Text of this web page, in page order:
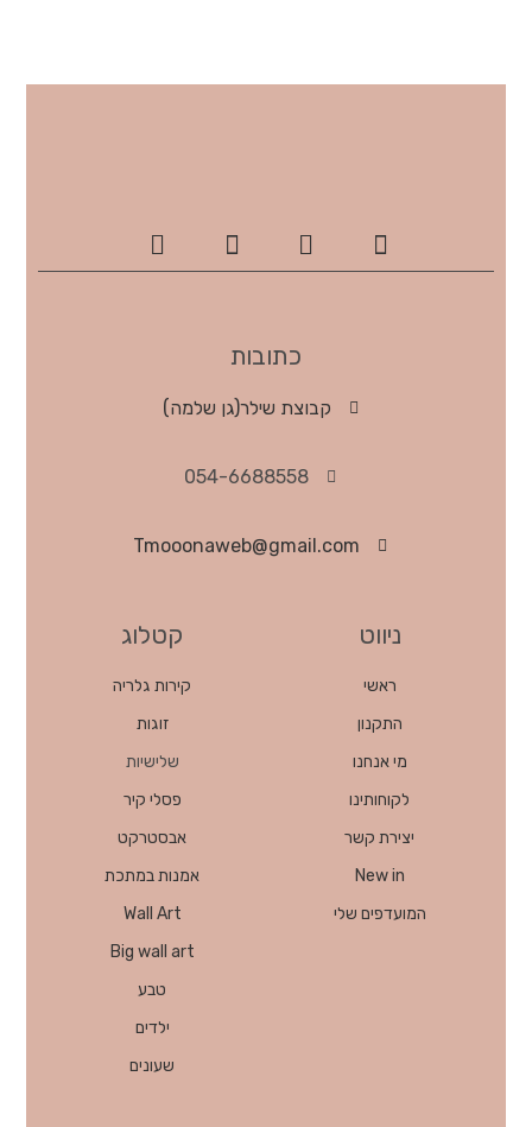
כתובות
קבוצת שילר(גן שלמה)
054-6688558
Tmooonaweb@gmail.com
ניווט
ראשי
התקנון
מי אנחנו
לקוחותינו
יצירת קשר
New in
המועדפים שלי
קטלוג
קירות גלריה
זוגות
שלישיות
פסלי קיר
אבסטרקט
אמנות במתכת
Wall Art
Big wall art
טבע
ילדים
שעונים